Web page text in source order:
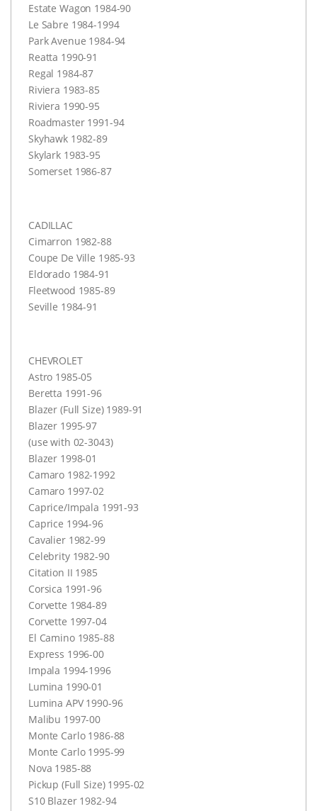
Estate Wagon 1984-90
Le Sabre 1984-1994
Park Avenue 1984-94
Reatta 1990-91
Regal 1984-87
Riviera 1983-85
Riviera 1990-95
Roadmaster 1991-94
Skyhawk 1982-89
Skylark 1983-95
Somerset 1986-87
CADILLAC
Cimarron 1982-88
Coupe De Ville 1985-93
Eldorado 1984-91
Fleetwood 1985-89
Seville 1984-91
CHEVROLET
Astro 1985-05
Beretta 1991-96
Blazer (Full Size) 1989-91
Blazer 1995-97
(use with 02-3043)
Blazer 1998-01
Camaro 1982-1992
Camaro 1997-02
Caprice/Impala 1991-93
Caprice 1994-96
Cavalier 1982-99
Celebrity 1982-90
Citation II 1985
Corsica 1991-96
Corvette 1984-89
Corvette 1997-04
El Camino 1985-88
Express 1996-00
Impala 1994-1996
Lumina 1990-01
Lumina APV1990-96
Malibu 1997-00
Monte Carlo 1986-88
Monte Carlo 1995-99
Nova 1985-88
Pickup (Full Size) 1995-02
S10 Blazer 1982-94